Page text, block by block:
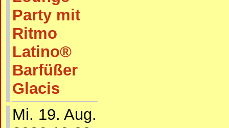
Party mit
Ritmo
Latino®
Barfüßer
Glacis
Mi. 19. Aug.